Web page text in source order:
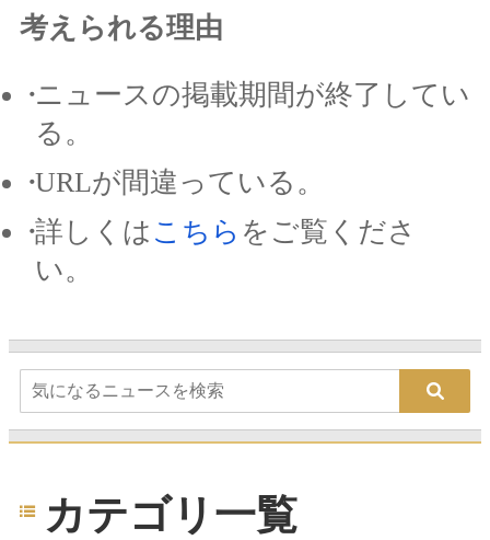
考えられる理由
ニュースの掲載期間が終了してい
る。
URLが間違っている。
詳しくは こちら をご覧くださ
い。
カテゴリ一覧